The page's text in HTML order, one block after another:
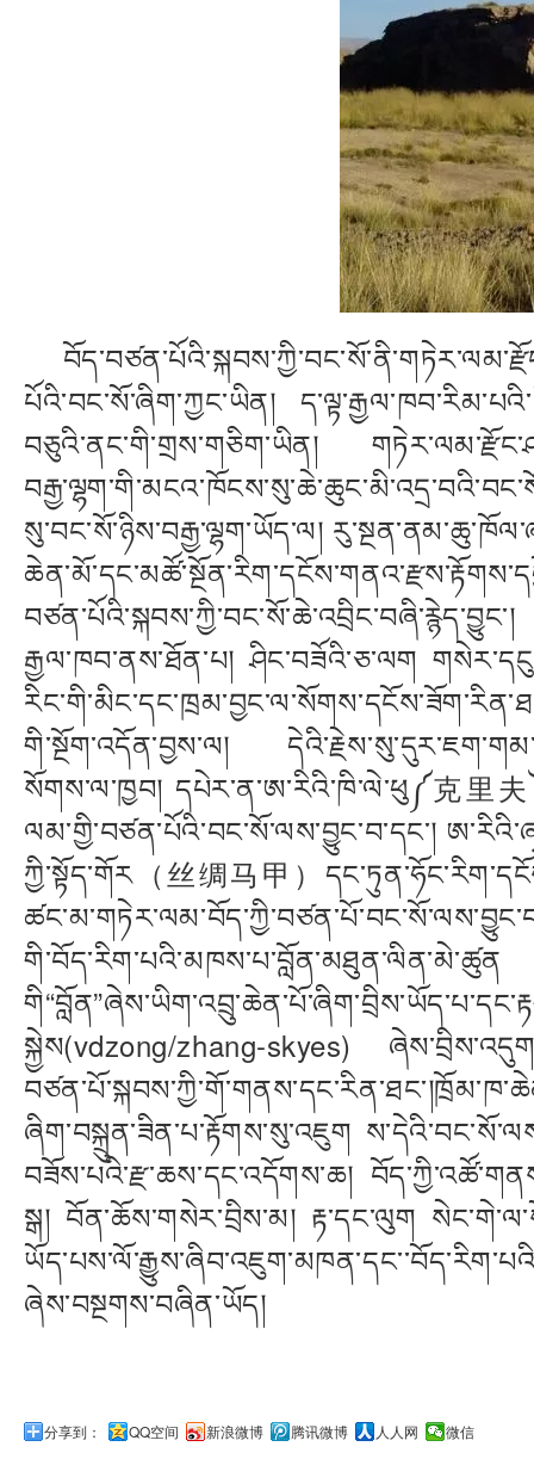
པོའི་བང་སོ་ཞིག་ཀྱང་ཡིན།
བཅུའི་ནང་གི་གྲས་གཅིག་ཡིན།
སུ་བང་སོ་ཉིས་བརྒྱ་ལྷག་ཡོད་ལ།
རྒྱལ་ཁབ་ནས་ཐོན་པ། ཤིང་བཟོའི་ཅ་ལག
གི་སྔོག་འདོན་བྱས་ལ།
སོགས་ལ་ཁྱབ། དཔེར་ན་ཨ་རིའི་ཁི་ལེ་ཕུ༼克里
ལམ་གྱི་བཙན་པོའི་བང་སོ་ལས་བྱུང་བ་དང༌།
ཀྱི་སྟོད་གོར（丝绸马甲）
སྐྱེས(vdzong/zhang-skyes)
ཞིག་བསྐྲུན་ཟིན་པ་རྟོགས་སུ་འཇུག
བཟོས་པའི་རྫ་ཆས་དང་འདོགས་ཆ།
སྒ། བོན་ཆོས་གསེར་བྲིས་མ། རྟ་དང་ལུག
ཞེས་བསྔགས་བཞིན་ཡོད།
分享到： QQ空间 新浪微博 腾讯微博 人人网 微信